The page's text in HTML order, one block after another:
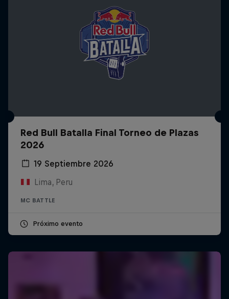
Red Bull Batalla Final Torneo de Plazas
2026
19 Septiembre 2026
Lima, Peru
MC BATTLE
Próximo evento